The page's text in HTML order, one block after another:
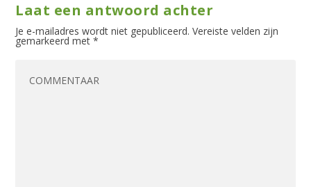
Laat een antwoord achter
Je e-mailadres wordt niet gepubliceerd. Vereiste velden zijn
gemarkeerd met*